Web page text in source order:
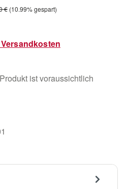
Preis:
€ (10.99% gespart)
ist voraussichtlich